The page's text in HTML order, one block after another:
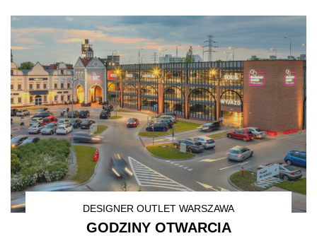
DESIGNER OUTLET WARSZAWA
GODZINY OTWARCIA